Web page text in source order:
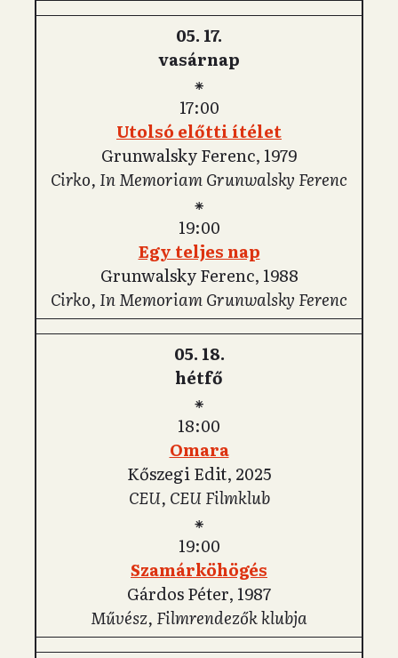
05. 17.
vasárnap
⁕
17:00
Utolsó előtti ítélet
Grunwalsky Ferenc, 1979
Cirko, In Memoriam Grunwalsky Ferenc
⁕
19:00
Egy teljes nap
Grunwalsky Ferenc, 1988
Cirko, In Memoriam Grunwalsky Ferenc
05. 18.
hétfő
⁕
18:00
Omara
Kőszegi Edit, 2025
CEU, CEU Filmklub
⁕
19:00
Szamárköhögés
Gárdos Péter, 1987
Művész, Filmrendezők klubja